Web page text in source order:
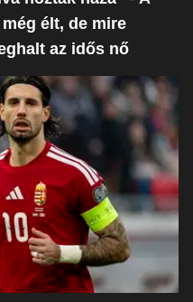
élt, de mire
az idős nő